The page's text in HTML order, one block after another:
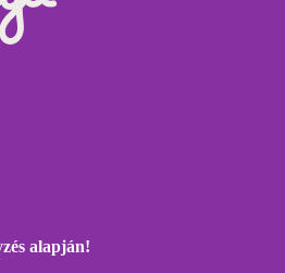
alapján!